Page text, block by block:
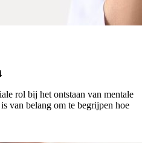
rol bij het ontstaan van mentale
van belang om te begrijpen hoe